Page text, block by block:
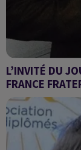
L’INVITÉ DU
FRANCE
Réactions suite